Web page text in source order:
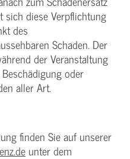
sich diese Verpflichtung
des
Schaden. Der
der Veranstaltung
oder
aller Art.
finden Sie auf unserer
unter dem